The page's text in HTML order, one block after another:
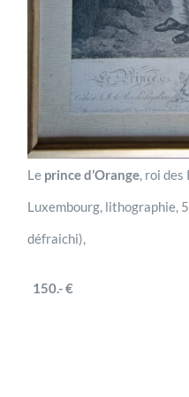
Le prince d’Orange, roi des
Luxembourg, lithographie,
défraichi),
150.- €